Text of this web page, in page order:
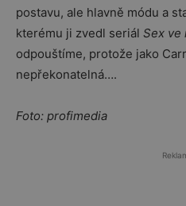
postavu, ale hlavně módu a
kterému ji zvedl seriál Sex ve
odpouštíme, protože jako
nepřekonatelná….
Foto: profimedia